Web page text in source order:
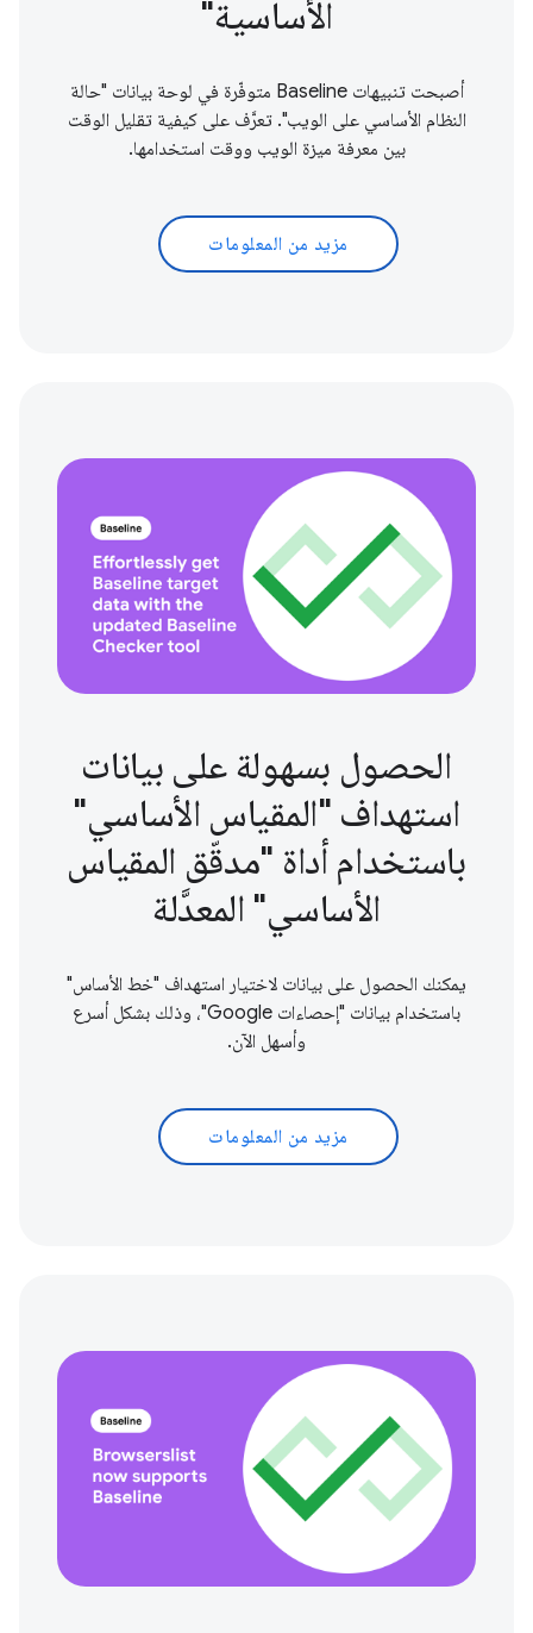
الأساسية"
أصبحت تنبيهات Baseline متوفّرة في لوحة بيانات "حالة
النظام الأساسي على الويب". تعرَّف على كيفية تقليل الوقت
بين معرفة ميزة الويب ووقت استخدامها.
مزيد من المعلومات
الحصول بسهولة على بيانات
استهداف "المقياس الأساسي"
باستخدام أداة "مدقّق المقياس
الأساسي" المعدَّلة
يمكنك الحصول على بيانات لاختيار استهداف "خط الأساس"
باستخدام بيانات "إحصاءات Google"، وذلك بشكل أسرع
وأسهل الآن.
مزيد من المعلومات